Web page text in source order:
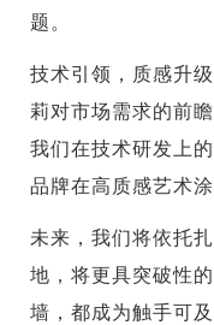
题。
技术引领，质感升
莉对市场需求的前
我们在技术研发上
品牌在高质感艺术
未来，我们将依托
地，将更具突破性
墙，都成为触手可及